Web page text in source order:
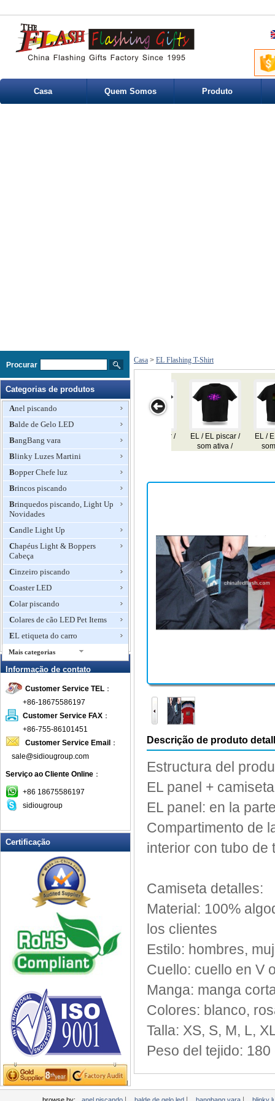
Casa Quem Somos Produto
Procurar
Categorias de produtos
Anel piscando
Balde de Gelo LED
BangBang vara
Blinky Luzes Martini
Bopper Chefe luz
Brincos piscando
Brinquedos piscando, Light Up
Novidades
Candle Light Up
Chapéus Light & Boppers
Cabeça
Cinzeiro piscando
Coaster LED
Colar piscando
Colares de cão LED Pet Items
EL etiqueta do carro
Mais categorias
EL Flashing T-Shirt
EL Luz carro crachá
Emblema piscando
Flashing T-shirts
Ice Cube piscando
LED abridores de garrafa
chaveiro
LED agitadores da bebida
LED Candle Light Chá
LED Centerpieces Partido
LED piscando Clapper
LED piscando copo
LED piscando Dice
LED piscando óculos de sol
Light Up Forks
Light Up Pens
Light Up Servir Bandejas
Light Up Swizzle
Luz LED Up Encachado
Luz Wands
Mini Fan piscando
Mini lanterna LED
Piscando abridor de vinho
Piscando canecas de cerveja
Piscando chuveiro torneira
Piscando Frisbee
Informação de contato
Customer Service TEL ：
+86-18675586197
Customer Service FAX ：
+86-755-86101451
Customer Service Email ：
sale@sidiougroup.com
Serviço ao Cliente Online ：
+86 18675586197
sidiougroup
Certificação
Casa > EL Flashing T-Shirt
piscar /
ativa /
T-
shirt
equalizador T-
shirt
equalizador T-
EL / EL piscar /
som ativa /
EL / EL
som
Descrição de produto
Estructura del
EL panel + camiseta
EL panel: en la
Compartimento de
interior con tubo de
Camiseta detalles:
Material: 100%
los clientes
Estilo: hombres,
Cuello: cuello en V
Manga: manga
Colores: blanco,
Talla: XS, S, M, L,
Peso del tejido: 180